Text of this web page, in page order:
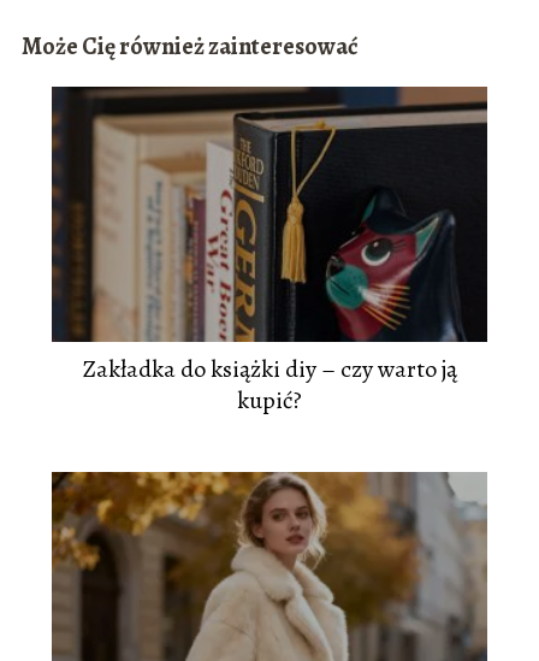
Może Cię również zainteresować
Zakładka do książki diy – czy warto ją
kupić?